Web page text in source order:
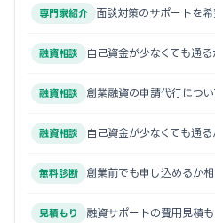
専門家紹介 面談対策のサポートを希
融資相談 自己資金が少なくても通
融資相談 創業融資の申請代行につ
融資相談 自己資金が少なくても通
無料診断 創業前でも申し込めるか
見積もり 融資サポートの費用見積